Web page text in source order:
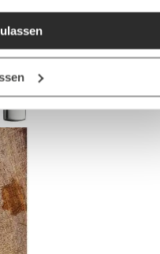
Einwilligung auch in die
Shop an unseren
10, 48624
nicht persönlich